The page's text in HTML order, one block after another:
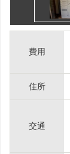
費用
住所
交通